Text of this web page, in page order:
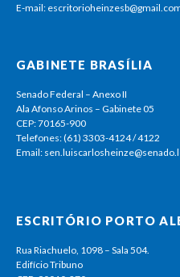
E-mail:
GABINETE BRASÍLIA
Senado Federal – Anexo II
Ala Afonso Arinos – Gabinete 05
CEP: 70165-900
Telefones: (61) 3303-4124 / 4122
Email:
ESCRITÓRIO PORTO
Rua Riachuelo, 1098 – Sala 504.
Edifício Tribuno